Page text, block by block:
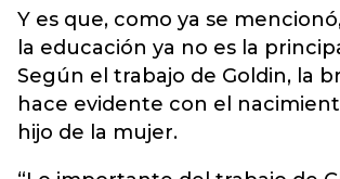
Y es que, como ya se
la educación ya no es la
Según el trabajo de Goldin, la
hace evidente con el
hijo de la mujer.